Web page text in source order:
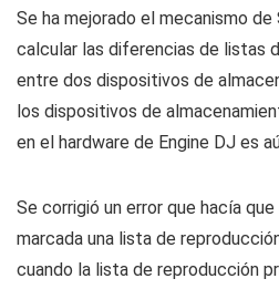
Se ha mejorado el mecanismo de
calcular las diferencias de listas
entre dos dispositivos de
los dispositivos de
en el hardware de Engine DJ es
Se corrigió un error que hacía
marcada una lista de
cuando la lista de reproducción